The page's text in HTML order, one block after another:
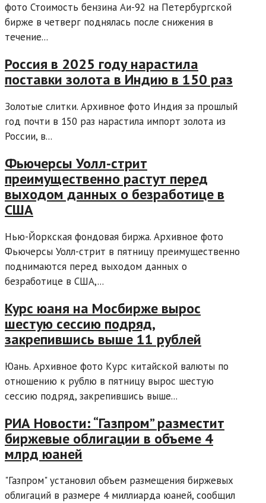
фото Стоимость бензина Аи-92 на Петербургской
бирже в четверг поднялась после снижения в
течение...
Россия в 2025 году нарастила
поставки золота в Индию в 150 раз
Золотые слитки. Архивное фото Индия за прошлый
год почти в 150 раз нарастила импорт золота из
России, в...
Фьючерсы Уолл-стрит
преимущественно растут перед
выходом данных о безработице в
США
Нью-Йоркская фондовая биржа. Архивное фото
Фьючерсы Уолл-стрит в пятницу преимущественно
поднимаются перед выходом данных о
безработице в США,...
Курс юаня на Мосбирже вырос
шестую сессию подряд,
закрепившись выше 11 рублей
Юань. Архивное фото Курс китайской валюты по
отношению к рублю в пятницу вырос шестую
сессию подряд, закрепившись выше...
РИА Новости: “Газпром” разместит
биржевые облигации в объеме 4
млрд юаней
"Газпром" установил объем размещения биржевых
облигаций в размере 4 миллиарда юаней, сообщил